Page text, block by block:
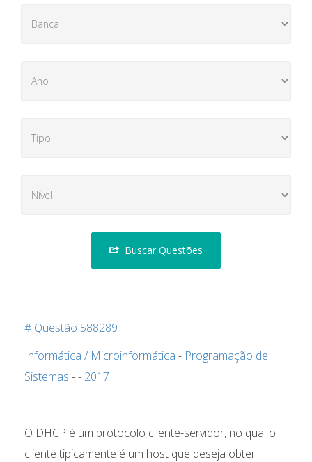
Buscar Questões
# Questão 588289
Informática / Microinformática - Programação de
Sistemas -- 2017
O DHCP é um protocolo cliente-servidor, no qual o
cliente tipicamente é um host que deseja obter